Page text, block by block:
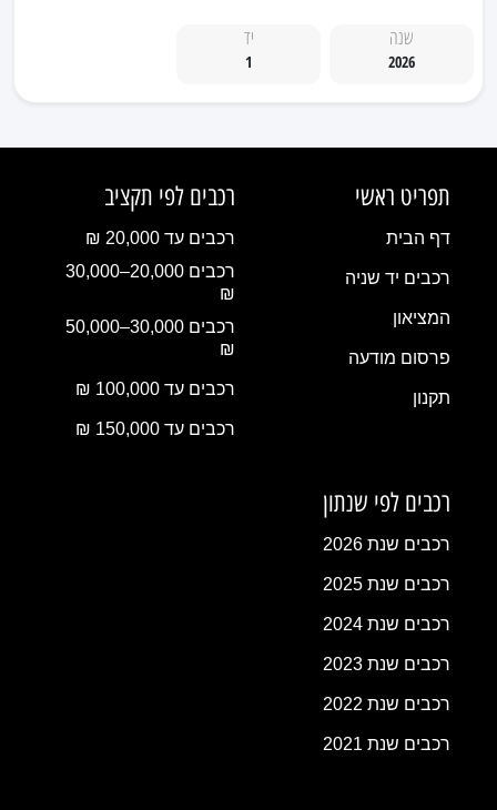
שנה
2026
יד
1
תפריט ראשי
דף הבית
רכבים יד שניה
המציאון
פרסום מודעה
תקנון
רכבים לפי תקציב
רכבים עד 20,000 ₪
רכבים 20,000–30,000
₪
רכבים 30,000–50,000
₪
רכבים עד 100,000 ₪
רכבים עד 150,000 ₪
רכבים לפי שנתון
רכבים שנת 2026
רכבים שנת 2025
רכבים שנת 2024
רכבים שנת 2023
רכבים שנת 2022
רכבים שנת 2021